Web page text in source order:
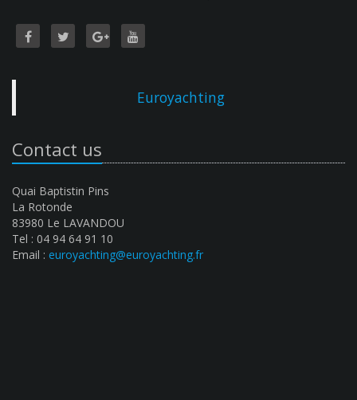
Euroyachting
Contact us
Quai Baptistin Pins
La Rotonde
83980 Le LAVANDOU
Tel : 04 94 64 91 10
Email : euroyachting@euroyachting.fr